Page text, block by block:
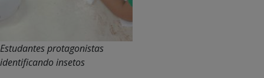
Estudantes protagonistas
identificando insetos